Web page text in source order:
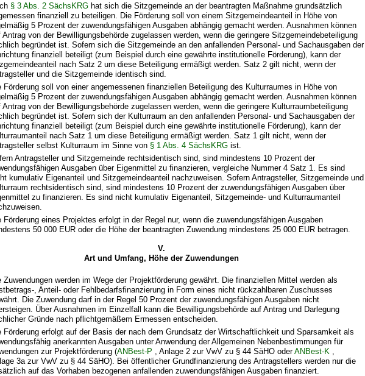
§ 3 Abs. 2 SächsKRG hat sich die Sitzgemeinde an der beantragten Maßnahme grundsätzlich
finanziell zu beteiligen. Die Förderung soll von einem Sitzgemeindeanteil in Höhe von
5 Prozent der zuwendungsfähigen Ausgaben abhängig gemacht werden. Ausnahmen können
Antrag von der Bewilligungsbehörde zugelassen werden, wenn die geringere Sitzgemeindebeteiligung
begründet ist. Sofern sich die Sitzgemeinde an den anfallenden Personal- und Sachausgaben der
finanziell beteiligt (zum Beispiel durch eine gewährte institutionelle Förderung), kann der
nach Satz 2 um diese Beteiligung ermäßigt werden. Satz 2 gilt nicht, wenn der
und die Sitzgemeinde identisch sind.
Förderung soll von einer angemessenen finanziellen Beteiligung des Kulturraumes in Höhe von
5 Prozent der zuwendungsfähigen Ausgaben abhängig gemacht werden. Ausnahmen können
Antrag von der Bewilligungsbehörde zugelassen werden, wenn die geringere Kulturraumbeteiligung
begründet ist. Sofern sich der Kulturraum an den anfallenden Personal- und Sachausgaben der
finanziell beteiligt (zum Beispiel durch eine gewährte institutionelle Förderung), kann der
nach Satz 1 um diese Beteiligung ermäßigt werden. Satz 1 gilt nicht, wenn der
selbst Kulturraum im Sinne von § 1 Abs. 4 SächsKRG ist.
Antragsteller und Sitzgemeinde rechtsidentisch sind, sind mindestens 10 Prozent der
Ausgaben über Eigenmittel zu finanzieren, vergleiche Nummer 4 Satz 1. Es sind
kumulativ Eigenanteil und Sitzgemeindeanteil nachzuweisen. Sofern Antragsteller, Sitzgemeinde und
rechtsidentisch sind, sind mindestens 10 Prozent der zuwendungsfähigen Ausgaben über
zu finanzieren. Es sind nicht kumulativ Eigenanteil, Sitzgemeinde- und Kulturraumanteil
Förderung eines Projektes erfolgt in der Regel nur, wenn die zuwendungsfähigen Ausgaben
50 000 EUR oder die Höhe der beantragten Zuwendung mindestens 25 000 EUR betragen.
V.
Art und Umfang, Höhe der Zuwendungen
Zuwendungen werden im Wege der Projektförderung gewährt. Die finanziellen Mittel werden als
, Anteil- oder Fehlbedarfsfinanzierung in Form eines nicht rückzahlbaren Zuschusses
Die Zuwendung darf in der Regel 50 Prozent der zuwendungsfähigen Ausgaben nicht
Über Ausnahmen im Einzelfall kann die Bewilligungsbehörde auf Antrag und Darlegung
Gründe nach pflichtgemäßem Ermessen entscheiden.
Förderung erfolgt auf der Basis der nach dem Grundsatz der Wirtschaftlichkeit und Sparsamkeit als
anerkannten Ausgaben unter Anwendung der Allgemeinen Nebenbestimmungen für
zur Projektförderung (ANBest-P , Anlage 2 zur VwV zu § 44 SäHO oderANBest-K
3a zur VwV zu § 44 SäHO). Bei öffentlicher Grundfinanzierung des Antragstellers werden nur die
auf das Vorhaben bezogenen anfallenden zuwendungsfähigen Ausgaben finanziert.